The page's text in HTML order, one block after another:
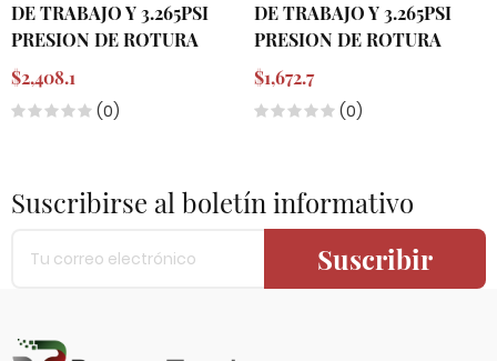
DE TRABAJO Y 3.265PSI
PRESION DE ROTURA
$2,408.1
(0)
DE TRABAJO Y 3.265PSI
PRESION DE ROTURA
$1,672.7
(0)
Suscribirse al boletín informativo
Suscribir